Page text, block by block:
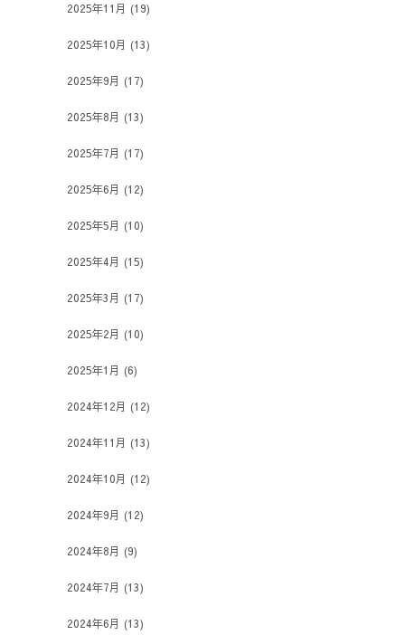
2025年11月 (19)
2025年10月 (13)
2025年9月 (17)
2025年8月 (13)
2025年7月 (17)
2025年6月 (12)
2025年5月 (10)
2025年4月 (15)
2025年3月 (17)
2025年2月 (10)
2025年1月 (6)
2024年12月 (12)
2024年11月 (13)
2024年10月 (12)
2024年9月 (12)
2024年8月 (9)
2024年7月 (13)
2024年6月 (13)